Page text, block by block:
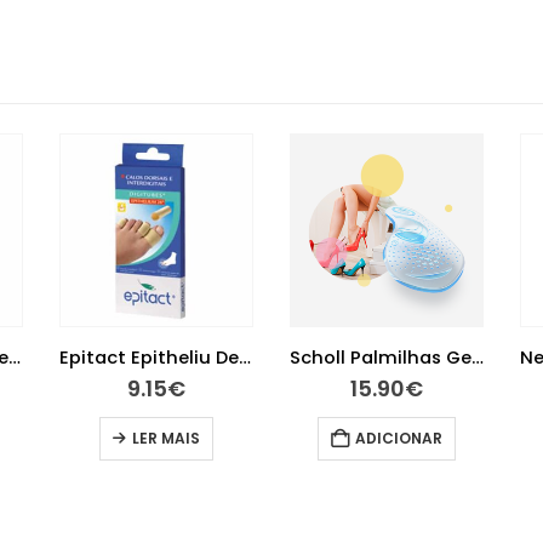
Epitact Epitheliu Dedeira Tm Epitact Epitheliu Dedeira Tl
9.15€
LER MAIS
Scholl Palmilhas GelActiv saltos muito altos
15.90€
ADICIONAR